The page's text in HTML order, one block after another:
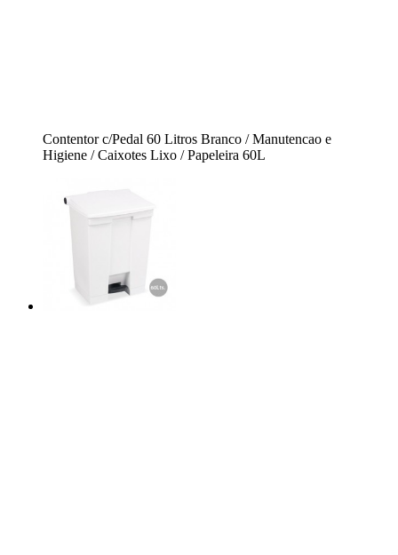
Contentor c/Pedal 60 Litros Branco / Manutencao e
Higiene / Caixotes Lixo / Papeleira 60L